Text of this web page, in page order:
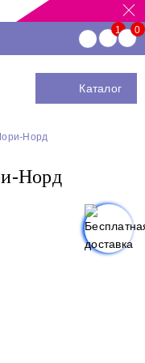
Каталог
Норд
Норд